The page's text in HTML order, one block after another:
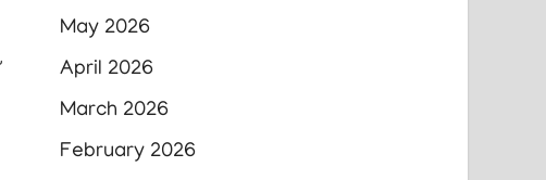
May 2026
April 2026
March 2026
February 2026